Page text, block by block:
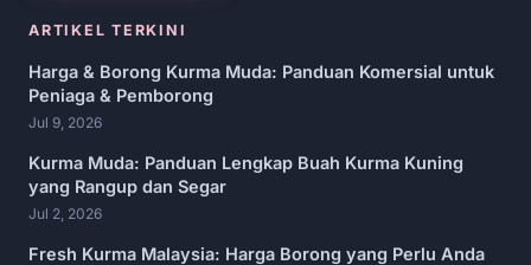
ARTIKEL TERKINI
Harga & Borong Kurma Muda: Panduan Komersial untuk
Peniaga & Pemborong
Jul 9, 2026
Kurma Muda: Panduan Lengkap Buah Kurma Kuning
yang Rangup dan Segar
Jul 2, 2026
Fresh Kurma Malaysia: Harga Borong yang Perlu Anda